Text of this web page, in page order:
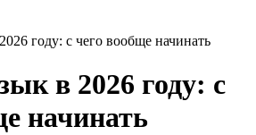
году: с чего вообще начинать
в 2026 году: с
начинать